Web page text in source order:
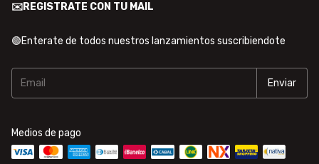
✉️REGISTRATE CON TU MAIL
🟢Enterate de todos nuestros lanzamientos suscribiendote
Medios de pago